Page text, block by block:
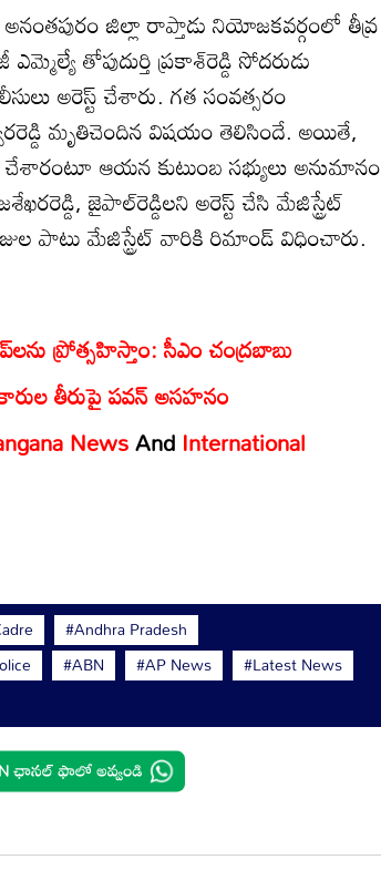
అనంతపురం జిల్లా రాప్తాడు నియోజకవర్గంలో తీవ్ర
తోపుదుర్తి ప్రకాశ్‌రెడ్డి సోదరుడు
అరెస్ట్ చేశారు. గత సంవత్సరం
మృతిచెందిన విషయం తెలిసిందే. అయితే,
చేశారంటూ ఆయన కుటుంబ సభ్యులు అనుమానం
జైపాల్‌రెడ్డిలని అరెస్ట్ చేసి మేజిస్ట్రేట్
పాటు మేజిస్ట్రేట్ వారికి రిమాండ్ విధించారు.
ప్రోత్సహిస్తాం: సీఎం చంద్రబాబు
తీరుపై పవన్ అసహనం
NewsAnd International
#Andhra Pradesh
#ABN #AP News
#Latest News